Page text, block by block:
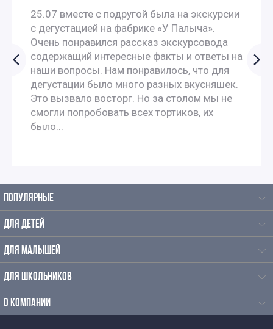
Индивидуальные экскурсии по Москве для детей и
родителей
Экскурсии для дошкольников в Москве
Гастрономические экскурсии по Москве
Экскурсии на производство с дегустацией
Экскурсии на шоколадную фабрику в Москве
Пешеходные экскурсии по Москве
Познавательно развлекательные экскурсии
25.07 вместе с подругой была на экскурсии
с дегустацией на фабрике «У Палыча».
Очень понравился рассказ экскурсовода
содержащий интересные факты и ответы на
наши вопросы. Нам понравилось, что для
дегустации было много разных вкусняшек.
Это вызвало восторг. Но за столом мы не
смогли попробовать всех тортиков, их
было...
ПОПУЛЯРНЫЕ
ДЛЯ ДЕТЕЙ
ДЛЯ МАЛЫШЕЙ
ДЛЯ ШКОЛЬНИКОВ
О КОМПАНИИ